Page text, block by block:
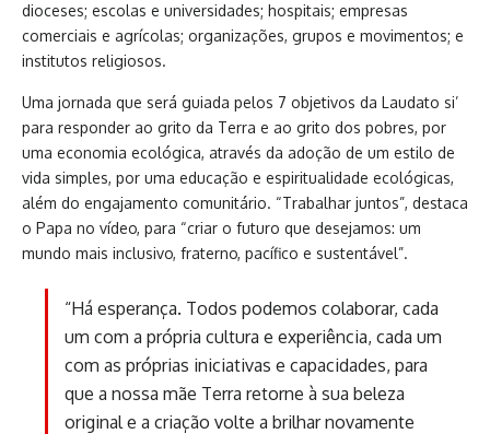
dioceses; escolas e universidades; hospitais; empresas
comerciais e agrícolas; organizações, grupos e movimentos; e
institutos religiosos.
Uma jornada que será guiada pelos 7 objetivos da Laudato si’
para responder ao grito da Terra e ao grito dos pobres, por
uma economia ecológica, através da adoção de um estilo de
vida simples, por uma educação e espiritualidade ecológicas,
além do engajamento comunitário. “Trabalhar juntos”, destaca
o Papa no vídeo, para “criar o futuro que desejamos: um
mundo mais inclusivo, fraterno, pacífico e sustentável”.
“Há esperança. Todos podemos colaborar, cada
um com a própria cultura e experiência, cada um
com as próprias iniciativas e capacidades, para
que a nossa mãe Terra retorne à sua beleza
original e a criação volte a brilhar novamente